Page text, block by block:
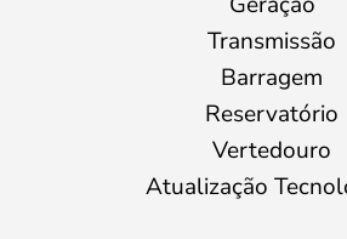
Transmissão
Barragem
Reservatório
Vertedouro
Atualização